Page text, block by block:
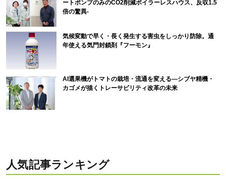
ートポンプのみのCO2削減ボイラーレスハウス、反収1.5
倍の驚異-
気候変動で早く・長く発生する害虫をしっかり防除。通
年使える気門封鎖剤『フーモン』
AI選果機がトマトの栽培・流通を変える―シブヤ精機・
カゴメが描くトレーサビリティ改革の未来
人気記事ランキング